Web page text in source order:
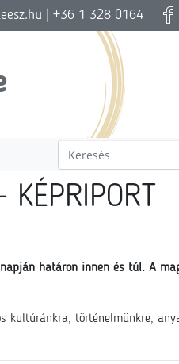
| +36 1 328 0164
határon innen és túl. A
kultúránkra, történelmünkre,